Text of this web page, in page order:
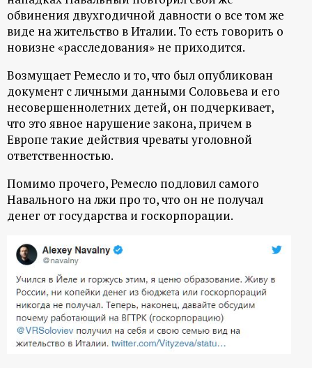
обвинения двухгодичной давности о все том же
виде на жительство в Италии. То есть говорить о
новизне «расследования» не приходится.
Возмущает Ремесло и то, что был опубликован
документ с личными данными Соловьева и его
несовершеннолетних детей, он подчеркивает,
что это явное нарушение закона, причем в
Европе такие действия чреваты уголовной
ответственностью.
Помимо прочего, Ремесло подловил самого
Навального на лжи про то, что он не получал
денег от государства и госкорпорации.